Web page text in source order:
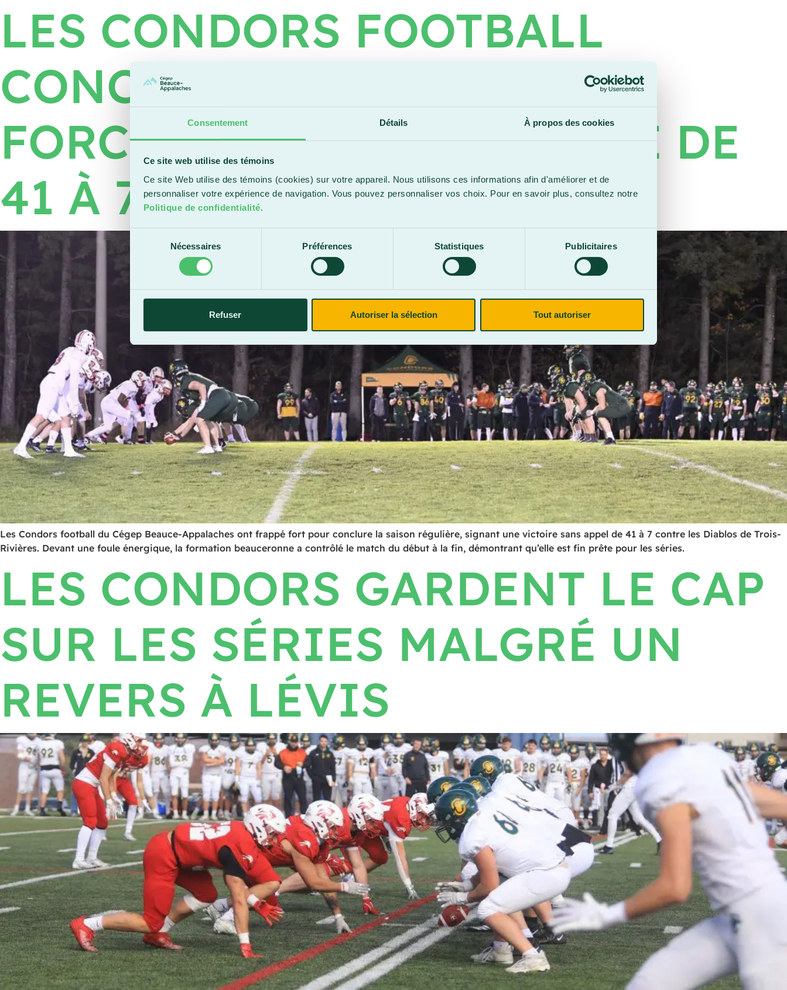
Consentement Détails À propos des cookies
Ce site web utilise des témoins
Ce site Web utilise des témoins (cookies) sur votre appareil. Nous utilisons ces informations afin d'améliorer et de
personnaliser votre expérience de navigation. Vous pouvez personnaliser vos choix. Pour en savoir plus, consultez notre
Politique de confidentialité.
consentement
Nécessaires Préférences Statistiques Publicitaires
Refuser Autoriser la sélection Tout autoriser
LES CONDORS FOOTBALL
CONCLUENT LA SAISON EN
FORCE AVEC UNE VICTOIRE DE
41 À 7
Les Condors football du Cégep Beauce-Appalaches ont frappé fort pour conclure la saison régulière, signant une victoire sans appel de 41 à 7 contre les Diablos de Trois-
Rivières. Devant une foule énergique, la formation beauceronne a contrôlé le match du début à la fin, démontrant qu’elle est fin prête pour les séries.
LES CONDORS GARDENT LE CAP
SUR LES SÉRIES MALGRÉ UN
REVERS À LÉVIS